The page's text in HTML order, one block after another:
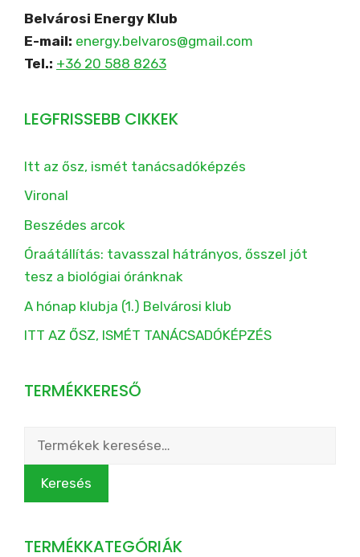
Belvárosi Energy Klub
E-mail: energy.belvaros@gmail.com
Tel.: +36 20 588 8263
LEGFRISSEBB CIKKEK
Itt az ősz, ismét tanácsadóképzés
Vironal
Beszédes arcok
Óraátállítás: tavasszal hátrányos, ősszel jót
tesz a biológiai óránknak
A hónap klubja (1.) Belvárosi klub
ITT AZ ŐSZ, ISMÉT TANÁCSADÓKÉPZÉS
TERMÉKKERESŐ
Keresés
következőre:
Keresés
TERMÉKKATEGÓRIÁK